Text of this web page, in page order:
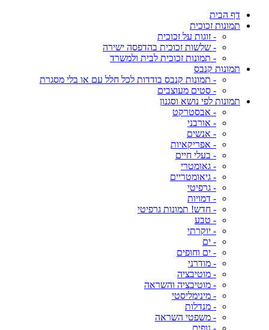
דף הבית
תמונות זכוכית
- זוגות על זכוכית
- שלשות זכוכית בהדפסה ישירה
- תמונות זכוכית לבית ולמשרד
תמונות קנבס
- תמונות קנבס בודדות לכל חלל עם או בלי מסגרת
- סטים מעוצבים
תמונות לפי נושא וסגנון
- אבסטרקט
- אורבני
- אנשים
- אפריקאיות
- בעלי חיים
- גאומטרי
- גיאומטריים
- גרפיטי
- דמויות
- חדש! תמונות גרפיטי
- טבע
- יוקרתי
- ים
- ים וחופים
- מודרני
- מוטיבציה
- מוטיבציה והשראה
- מינימליסטי
- מנדלות
- משפטי השראה
- נופים